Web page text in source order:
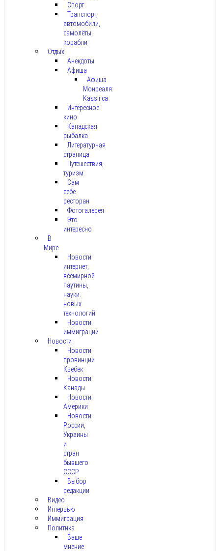
Спорт
Транспорт,
автомобили,
самолёты,
корабли
Отдых
Анекдоты
Афиша
Афиша
Монреаля:
Kassir.ca
Интересное
кино
Канадская
рыбалка
Литературная
страница
Путешествия,
туризм
Сам
себе
ресторан
Фотогалерея
Это
интересно
В
Мире
Новости
интернет,
всемирной
паутины,
науки.
новых
технологий
Новости
иммиграции
Новости
Новости
провинции
Квебек
Новости
Канады
Новости
Америки
Новости
России,
Украины
и
стран
бывшего
СССР
Выбор
редакции
Видео
Интервью
Иммиграция
Политика
Ваше
мнение